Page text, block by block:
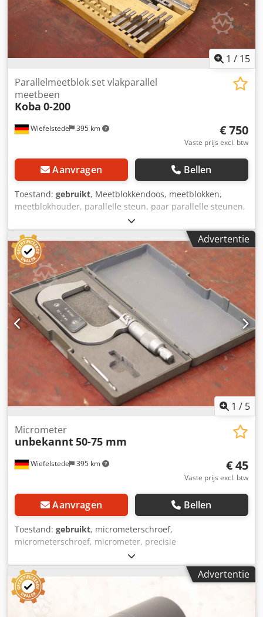
1 / 15
Wiefelstede 395 km
Parallelmeetblok set vlakparallel
meetbeen
Koba 0-200
€ 750
Vaste prijs excl. btw
Aanvragen Bellen
Toestand: gebruikt, Meetblokkendoos, meetblokken,
meetblokhouder, parallelle steun, paar parallelle steunen,
vlakparallelle meetbenen Cjdpfx Aju H R D Eshmjrf -
Fabrikant: Koba, Parallelmeetblokset -maatblokhouder: 0-
200 -Eindmaten set: niet compleet, zie foto's voor inhoud -
Afmeting koffer: 545/210/H45 mm -Gewicht: 5,0 kg
Advertentie
1 / 5
Wiefelstede 395 km
Micrometer
unbekannt50-75 mm
€ 45
Vaste prijs excl. btw
Aanvragen Bellen
Toestand: gebruikt, micrometerschroef,
micrometerschroef, micrometer, precisie
micrometerschroef Csdpfxet Sbbde Ahmjrf -
Haakmicrometer: Precisiemicrometerschroef -Meetbereik:
50-75 mm -Aflezing: 0,01 mm -Vergrendeling -Andere
maten: ook verkrijgbaar -Afmetingen doos: 220/110/H30
mm -Gewicht: 0,6 kg
Advertentie